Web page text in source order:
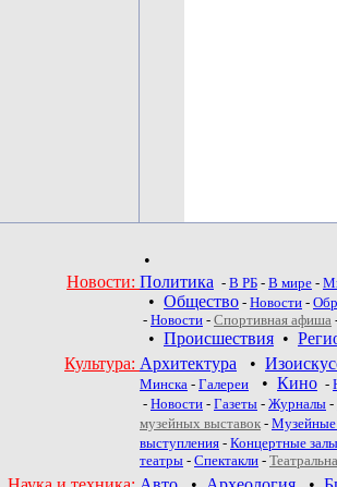
•
Новости: Политика - В РБ - В мире -
• Общество - Новости -
- Новости - Спортивная афиша
• Происшествия •
Культура: Архитектура •
Минска - Галереи • Кино -
- Новости - Газеты - Журналы -
музейных выставок - Музейные
выступления - Концертные залы
театры - Спектакли -